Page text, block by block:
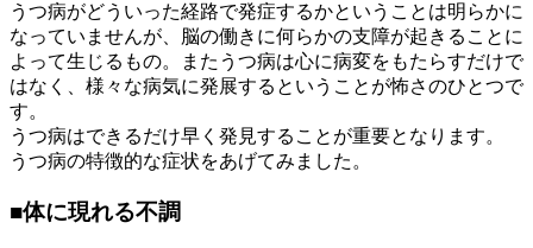
うつ病がどういった経路で発症するかということは明らかに
なっていませんが、脳の働きに何らかの支障が起きることに
よって生じるもの。またうつ病は心に病変をもたらすだけで
はなく、様々な病気に発展するということが怖さのひとつで
す。
うつ病はできるだけ早く発見することが重要となります。
うつ病の特徴的な症状をあげてみました。
■体に現れる不調